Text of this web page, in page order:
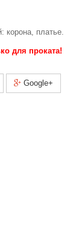
корона, платье.
для проката!
Google+